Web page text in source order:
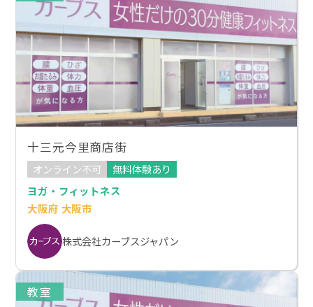
十三元今里商店街
オンライン不可
無料体験あり
ヨガ・フィットネス
大阪府 大阪市
株式会社カーブスジャパン
教室